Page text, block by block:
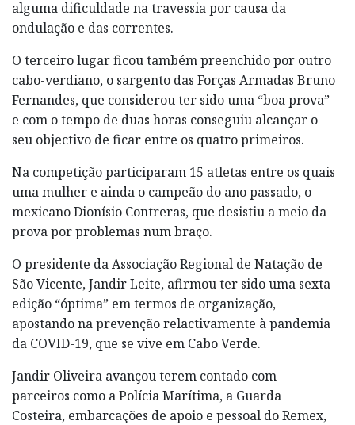
alguma dificuldade na travessia por causa da
ondulação e das correntes.
O terceiro lugar ficou também preenchido por outro
cabo-verdiano, o sargento das Forças Armadas Bruno
Fernandes, que considerou ter sido uma “boa prova”
e com o tempo de duas horas conseguiu alcançar o
seu objectivo de ficar entre os quatro primeiros.
Na competição participaram 15 atletas entre os quais
uma mulher e ainda o campeão do ano passado, o
mexicano Dionísio Contreras, que desistiu a meio da
prova por problemas num braço.
O presidente da Associação Regional de Natação de
São Vicente, Jandir Leite, afirmou ter sido uma sexta
edição “óptima” em termos de organização,
apostando na prevenção relactivamente à pandemia
da COVID-19, que se vive em Cabo Verde.
Jandir Oliveira avançou terem contado com
parceiros como a Polícia Marítima, a Guarda
Costeira, embarcações de apoio e pessoal do Remex,